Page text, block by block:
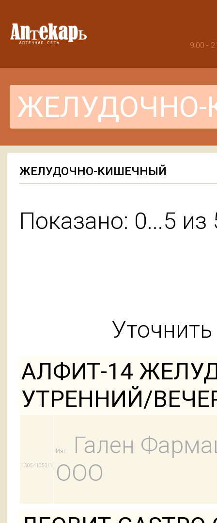
9:00 -
ЖЕЛУДОЧНО-КИШЕЧНЫЙ
Показано: 0...5 из
АЛФИТ-14
УТРЕННИЙ/
130541053/1
Изг:
Гален
ООО